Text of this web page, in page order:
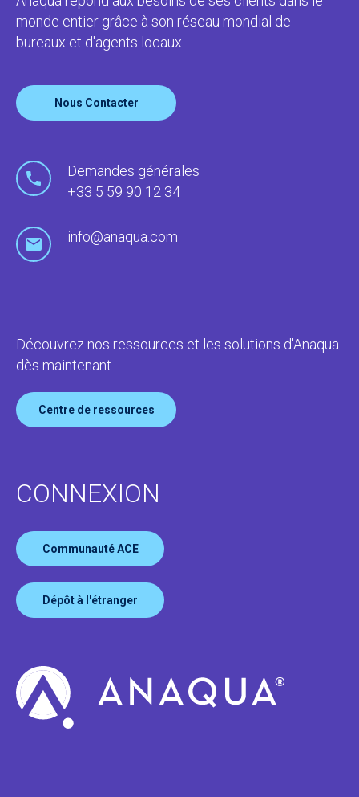
monde entier grâce à son réseau mondial de
bureaux et d'agents locaux.
Nous Contacter
Demandes générales
+33 5 59 90 12 34
info@anaqua.com
Découvrez nos ressources et les solutions d'Anaqua
dès maintenant
Centre de ressources
CONNEXION
Communauté ACE
Dépôt à l'étranger